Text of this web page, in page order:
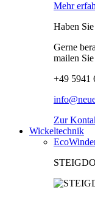
Mehr
Haben
Gerne
mailen
+49 5941
Zur
Wickeltechnik